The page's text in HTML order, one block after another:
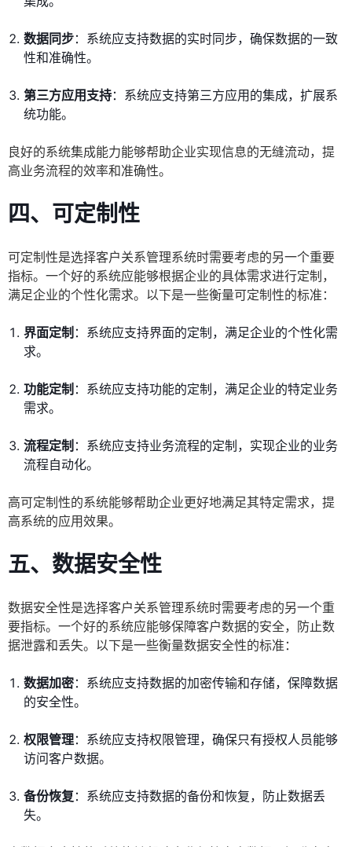
数据同步：系统应支持数据的实时同步，确保数据的一致
性和准确性。
第三方应用支持：系统应支持第三方应用的集成，扩展系
统功能。
良好的系统集成能力能够帮助企业实现信息的无缝流动，提
高业务流程的效率和准确性。
四、可定制性
可定制性是选择客户关系管理系统时需要考虑的另一个重要
指标。一个好的系统应能够根据企业的具体需求进行定制，
满足企业的个性化需求。以下是一些衡量可定制性的标准：
界面定制 ：系统应支持界面的定制，满足企业的个性化需
求。
功能定制 ：系统应支持功能的定制，满足企业的特定业务
需求。
流程定制 ：系统应支持业务流程的定制，实现企业的业务
流程自动化。
高可定制性的系统能够帮助企业更好地满足其特定需求，提
高系统的应用效果。
五、数据安全性
数据安全性是选择客户关系管理系统时需要考虑的另一个重
要指标。一个好的系统应能够保障客户数据的安全，防止数
据泄露和丢失。以下是一些衡量数据安全性的标准：
数据加密：系统应支持数据的加密传输和存储，保障数据
的安全性。
权限管理：系统应支持权限管理，确保只有授权人员能够
访问客户数据。
备份恢复 ：系统应支持数据的备份和恢复，防止数据丢
失。